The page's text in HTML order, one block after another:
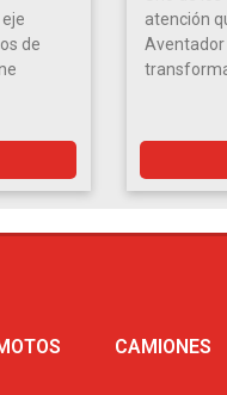
de
atención
Aventador
CAMIONES